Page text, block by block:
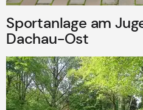
Sportanlage am
Dachau-Ost